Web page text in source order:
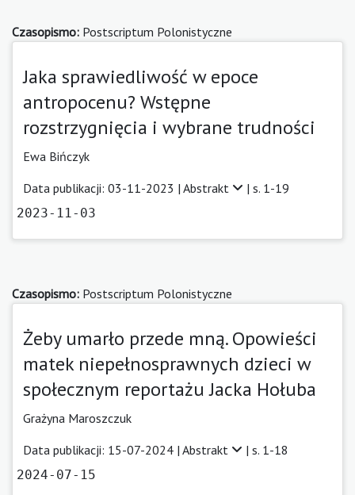
Czasopismo: Postscriptum Polonistyczne
Jaka sprawiedliwość w epoce
antropocenu? Wstępne
rozstrzygnięcia i wybrane trudności
Ewa Bińczyk
Data publikacji: 03-11-2023 | Abstrakt | s. 1-19
2023-11-03
Czasopismo: Postscriptum Polonistyczne
Żeby umarło przede mną. Opowieści
matek niepełnosprawnych dzieci w
społecznym reportażu Jacka Hołuba
Grażyna Maroszczuk
Data publikacji: 15-07-2024 | Abstrakt | s. 1-18
2024-07-15